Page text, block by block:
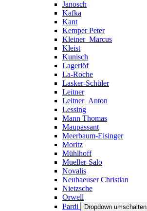
Janosch
Kafka
Kant
Kemper Peter
Kleiner_Marcus
Kleist
Kunisch
Lagerlöf
La-Roche
Lasker-Schüler
Leitner
Leitner_Anton
Lessing
Mann Thomas
Maupassant
Meerbaum-Eisinger
Moritz
Mühlhoff
Mueller-Salo
Novalis
Neuhaeuser Christian
Nietzsche
Orwell
Pardi
Dropdown umschalten